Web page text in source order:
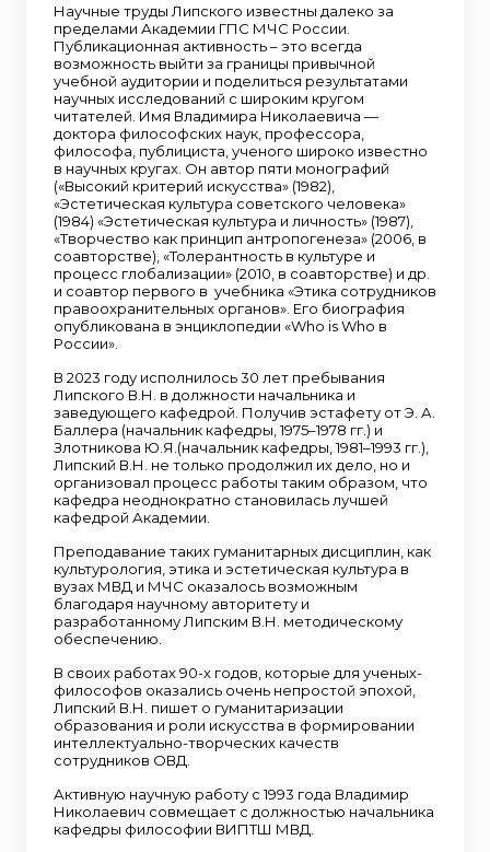
Научные труды Липского известны далеко за
пределами Академии ГПС МЧС России.
Публикационная активность – это всегда
возможность выйти за границы привычной
учебной аудитории и поделиться результатами
научных исследований с широким кругом
читателей. Имя Владимира Николаевича —
доктора философских наук, профессора,
философа, публициста, ученого широко известно
в научных кругах. Он автор пяти монографий
(«Высокий критерий искусства» (1982),
«Эстетическая культура советского человека»
(1984) «Эстетическая культура и личность» (1987),
«Творчество как принцип антропогенеза» (2006, в
соавторстве), «Толерантность в культуре и
процесс глобализации» (2010, в соавторстве) и др.
и соавтор первого в учебника «Этика сотрудников
правоохранительных органов». Его биография
опубликована в энциклопедии «Who is Who в
России».
В 2023 году исполнилось 30 лет пребывания
Липского В.Н. в должности начальника и
заведующего кафедрой. Получив эстафету от Э. А.
Баллера (начальник кафедры, 1975–1978 гг.) и
Злотникова Ю.Я.(начальник кафедры, 1981–1993 гг.),
Липский В.Н. не только продолжил их дело, но и
организовал процесс работы таким образом, что
кафедра неоднократно становилась лучшей
кафедрой Академии.
Преподавание таких гуманитарных дисциплин, как
культурология, этика и эстетическая культура в
вузах МВД и МЧС оказалось возможным
благодаря научному авторитету и
разработанному Липским В.Н. методическому
обеспечению.
В своих работах 90-х годов, которые для ученых-
философов оказались очень непростой эпохой,
Липский В.Н. пишет о гуманитаризации
образования и роли искусства в формировании
интеллектуально-творческих качеств
сотрудников ОВД.
Активную научную работу с 1993 года Владимир
Николаевич совмещает с должностью начальника
кафедры философии ВИПТШ МВД.